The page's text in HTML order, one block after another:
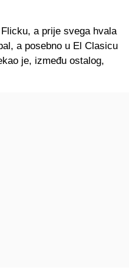
a prije svega hvala
a posebno u El Clasicu
je, između ostalog,